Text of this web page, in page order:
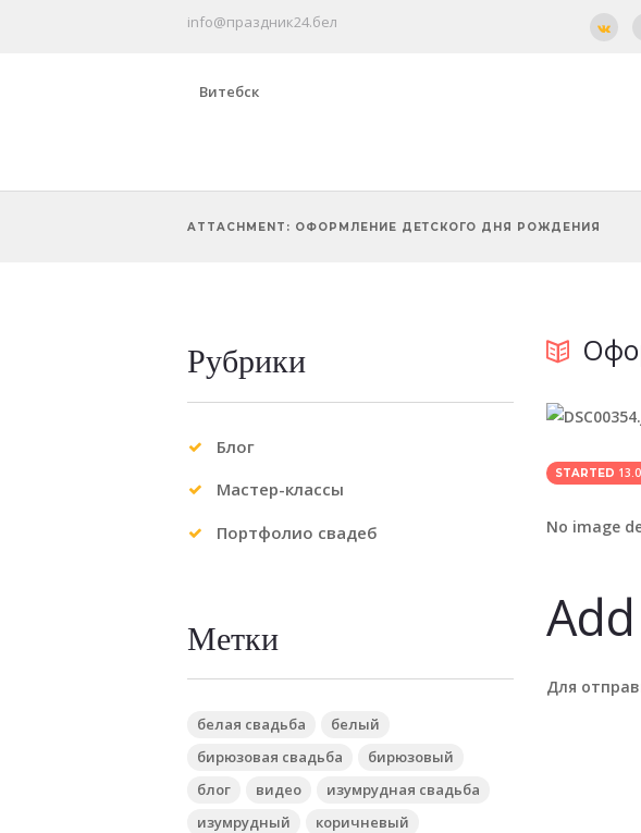
info@праздник24.бел
Витебск
ATTACHMENT: ОФОРМЛЕНИЕ ДЕТСКОГО ДНЯ РОЖДЕНИЯ
Previous item
STARTED
No image
Для
Рубрики
Блог
Мастер-классы
Портфолио свадеб
Метки
белая свадьба
белый
бирюзовая свадьба
бирюзовый
блог
видео
изумрудная свадьба
изумрудный
коричневый